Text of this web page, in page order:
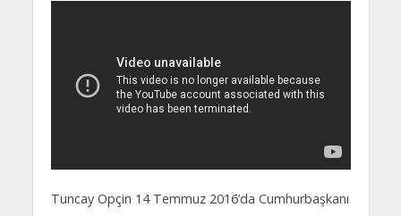
Tuncay Opçin 14 Temmuz 2016’da Cumhurbaşkanı